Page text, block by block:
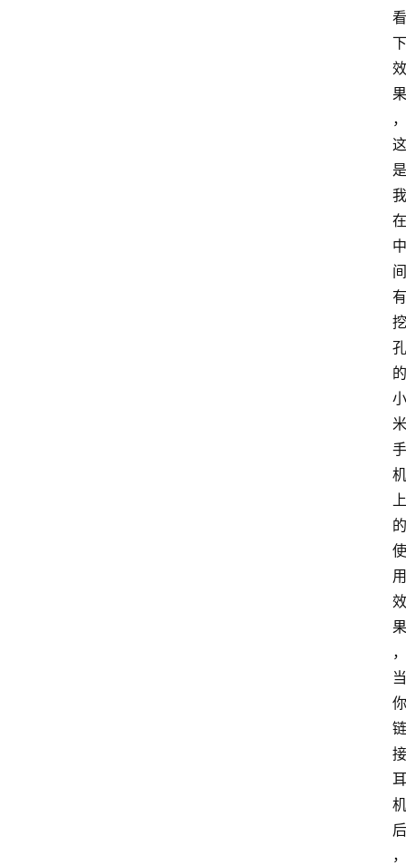
看
下
效
果
，
这
是
我
在
中
间
有
挖
孔
的
小
米
手
机
上
的
使
用
效
果
，
当
你
链
接
耳
机
后
，